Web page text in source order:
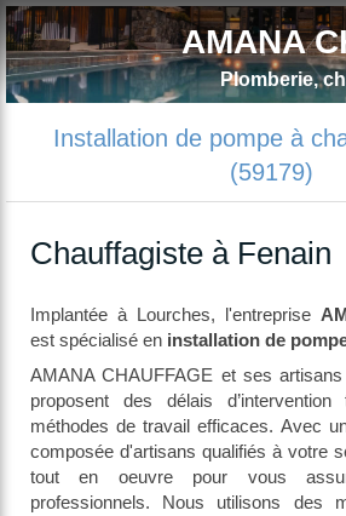
AMANA
Plomberie,
Installation de pompe à
(59179)
Chauffagiste à Fenain
Implantée à Lourches, l'entreprise
est spécialisé en installation de
AMANA CHAUFFAGE et ses
proposent des délais
méthodes de travail efficaces. Avec
composée d'artisans qualifiés à votre
tout en oeuvre pour vous
professionnels. Nous utilisons des